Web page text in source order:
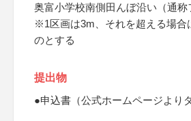
奥富小学校南側田んぼ沿い（通称
※1区画は3m、それを超える場合
のとする
提出物
●申込書（公式ホームページより